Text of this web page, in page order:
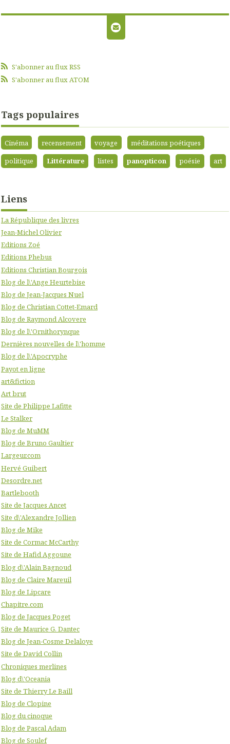
S'abonner au flux RSS
S'abonner au flux ATOM
Tags populaires
Cinéma recensement voyage
méditations poétiques
politique
Littérature listes panopticon poésie art
Liens
La République des livres
Jean-Michel Olivier
Editions Zoé
Editions Phebus
Editions Christian Bourgois
Blog de l\'Ange Heurtebise
Blog de Jean-Jacques Nuel
Blog de Christian Cottet-Emard
Blog de Raymond Alcovere
Blog de l\'Ornithorynque
Dernières nouvelles de l\'homme
Blog de l\'Apocryphe
Payot en ligne
art&fiction
Art brut
Site de Philippe Lafitte
Le Stalker
Blog de MuMM
Blog de Bruno Gaultier
Largeur.com
Hervé Guibert
Desordre.net
Bartlebooth
Site de Jacques Ancet
Site d\'Alexandre Jollien
Blog de Mike
Site de Cormac McCarthy
Site de Hafid Aggoune
Blog d\'Alain Bagnoud
Blog de Claire Mareuil
Blog de Lipcare
Chapitre.com
Blog de Jacques Poget
Site de Maurice G. Dantec
Blog de Jean-Cosme Delaloye
Site de David Collin
Chroniques merlines
Blog d\'Oceania
Site de Thierry Le Baill
Blog de Clopine
Blog du cinoque
Blog de Pascal Adam
Blog de Soulef